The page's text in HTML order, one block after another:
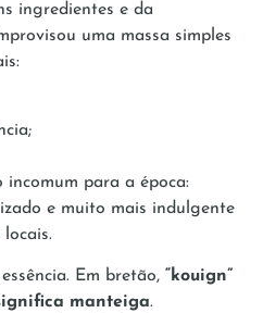
ingredientes e da
uma massa simples
para a época:
e muito mais indulgente
Em bretão, “kouign”
manteiga.